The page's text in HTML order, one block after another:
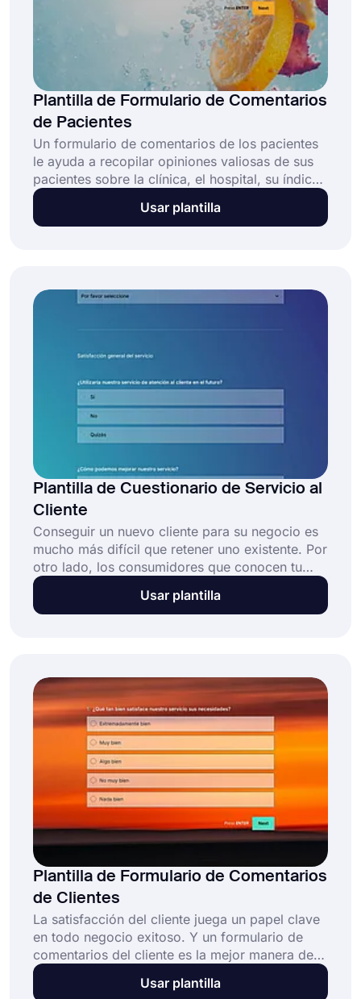
Plantilla de Formulario de Comentarios
de Pacientes
Un formulario de comentarios de los pacientes
le ayuda a recopilar opiniones valiosas de sus
pacientes sobre la clínica, el hospital, su índice
de satisfacción, etc. Con los comentarios de los
pacientes, sabrá más sobre sus experiencias y
pacientes para comenzar!
Usar plantilla
Plantilla de Cuestionario de Servicio al
Cliente
Conseguir un nuevo cliente para su negocio es
mucho más difícil que retener uno existente. Por
otro lado, los consumidores que conocen tu
marca comprarán más tus productos o servicios
que los nuevos clientes. En este caso, debes
o creando una usted mismo. ¡Este servicio, que
llevará a su empresa un paso adelante en la
recopilación de comentarios, es completamente
GRATIS!
Usar plantilla
Plantilla de Formulario de Comentarios
de Clientes
La satisfacción del cliente juega un papel clave
en todo negocio exitoso. Y un formulario de
comentarios del cliente es la mejor manera de
garantizar su éxito. ¡Comience a recopilar
comentarios con la plantilla de formulario de
Usar plantilla